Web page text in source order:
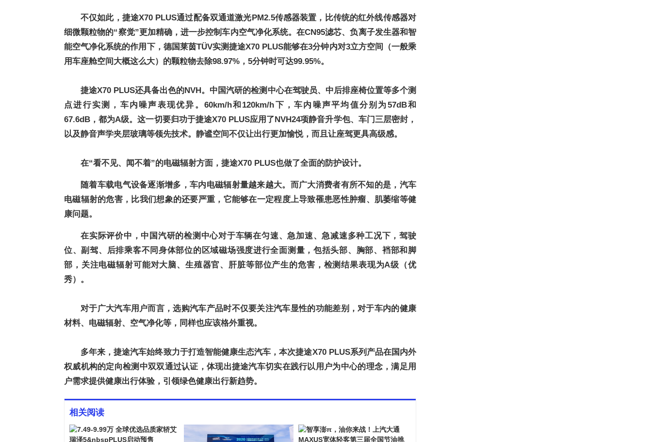
不仅如此，捷途X70 PLUS通过配备双通道激光PM2.5传感器装置，比传统的红外线传感器对
细微颗粒物的“察觉”更加精确，进一步控制车内空气净化系统。在CN95滤芯、负离子发生器和智
能空气净化系统的作用下， 德国莱茵TÜV实测捷途X70 PLUS能够在3分钟内对3立方空间（一般乘
用车座舱空间大概这么大）的颗粒物去除98.97% ，5分钟时可达99.95%。
捷途X70 PLUS还具备出色的NVH。中国汽研的检测中心在驾驶员、中后排座椅位置等多个测
点进行实测，车内噪声表现优异。60km/h和120km/h下，车内噪声平均值分别为57dB和
67.6dB，都为A级。这一切要归功于捷途X70 PLUS应用了NVH24项静音升学包、车门三层密封，
以及静音声学夹层玻璃等领先技术。静谧空间不仅让出行更加愉悦，而且让座驾更具高级感。
在“看不见、闻不着”的电磁辐射方面，捷途X70 PLUS也做了全面的防护设计。
随着车载电气设备逐渐增多，车内电磁辐射量越来越大。而广大消费者有所不知的是，汽车
电磁辐射的危害，比我们想象的还要严重，它能够在一定程度上导致罹患恶性肿瘤、肌萎缩等健
康问题。
在实际评价中，中国汽研的检测中心对于车辆在匀速、急加速、急减速多种工况下，驾驶
位、副驾、后排乘客不同身体部位的区域磁场强度进行全面测量，包括头部、胸部、裆部和脚
部， 关注电磁辐射可能对大脑、生殖器官、肝脏等部位产生的危害，检测结果表现为A级（优
秀）。
对于广大汽车用户而言，选购汽车产品时不仅要关注汽车显性的功能差别，对于车内的健康
材料、电磁辐射、空气净化等，同样也应该格外重视。
多年来，捷途汽车始终致力于打造智能健康生态汽车，本次捷途X70 PLUS系列产品在国内外
权威机构的定向检测中双双通过认证，体现出捷途汽车切实在践行以用户为中心的理念，满足用
户需求提供健康出行体验，引领绿色健康出行新趋势。
相关阅读